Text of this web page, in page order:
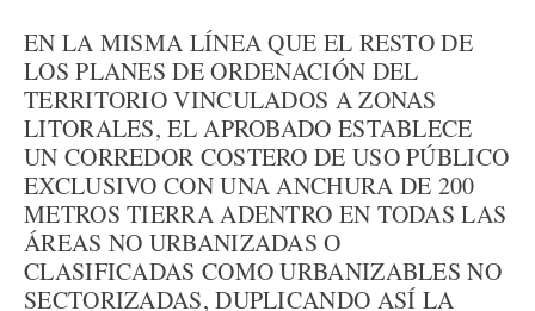
EN LA MISMA LÍNEA QUE EL RESTO DE
LOS PLANES DE ORDENACIÓN DEL
TERRITORIO VINCULADOS A ZONAS
LITORALES, EL APROBADO ESTABLECE
UN CORREDOR COSTERO DE USO PÚBLICO
EXCLUSIVO CON UNA ANCHURA DE 200
METROS TIERRA ADENTRO EN TODAS LAS
ÁREAS NO URBANIZADAS O
CLASIFICADAS COMO URBANIZABLES NO
SECTORIZADAS, DUPLICANDO ASÍ LA